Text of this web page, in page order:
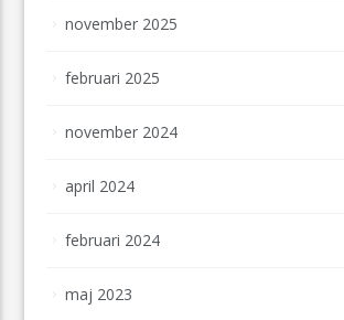
november 2025
februari 2025
november 2024
april 2024
februari 2024
maj 2023